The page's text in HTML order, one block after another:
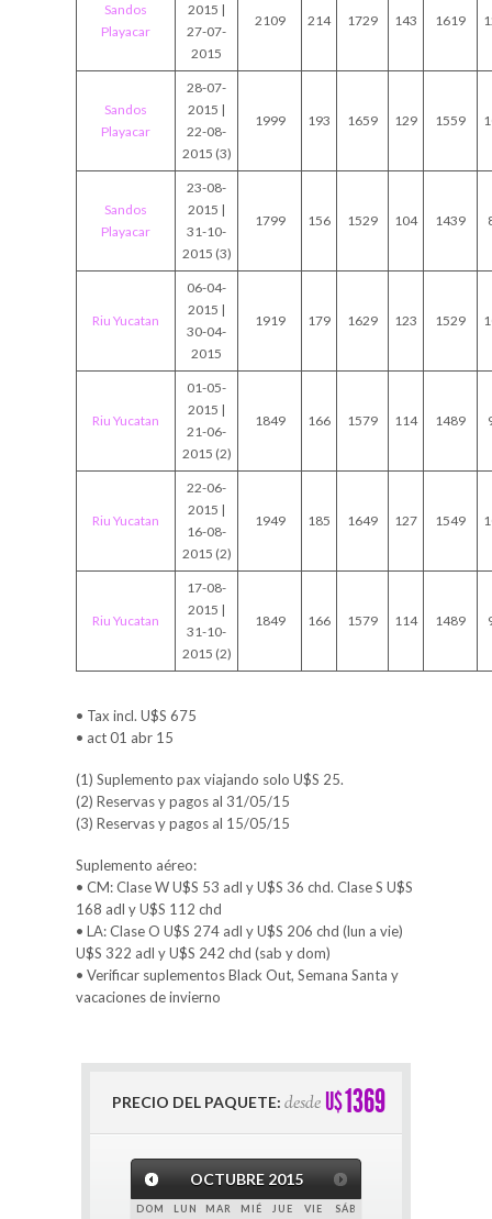
Sandos
Playacar
2015 |
27-07-
2015
2109 214 1729 143 1619
Sandos
Playacar
28-07-
2015 |
22-08-
2015 (3)
1999 193 1659 129 1559
Sandos
Playacar
23-08-
2015 |
31-10-
2015 (3)
1799 156 1529 104 1439
Riu Yucatan
06-04-
2015 |
30-04-
2015
1919 179 1629 123 1529
Riu Yucatan
01-05-
2015 |
21-06-
2015 (2)
1849 166 1579 114 1489
Riu Yucatan
22-06-
2015 |
16-08-
2015 (2)
1949 185 1649 127 1549
Riu Yucatan
17-08-
2015 |
31-10-
2015 (2)
1849 166 1579 114 1489
• Tax incl. U$S 675
• act 01 abr 15
(1) Suplemento pax viajando solo U$S 25.
(2) Reservas y pagos al 31/05/15
(3) Reservas y pagos al 15/05/15
Suplemento aéreo:
• CM: Clase W U$S 53 adl y U$S 36 chd. Clase S U$S
168 adl y U$S 112 chd
• LA: Clase O U$S 274 adl y U$S 206 chd (lun a vie)
U$S 322 adl y U$S 242 chd (sab y dom)
• Verificar suplementos Black Out, Semana Santa y
vacaciones de invierno
PRECIO DEL PAQUETE: desde U$1369
OCTUBRE 2015
DOM LUN MAR MIÉ JUE VIE SÁB